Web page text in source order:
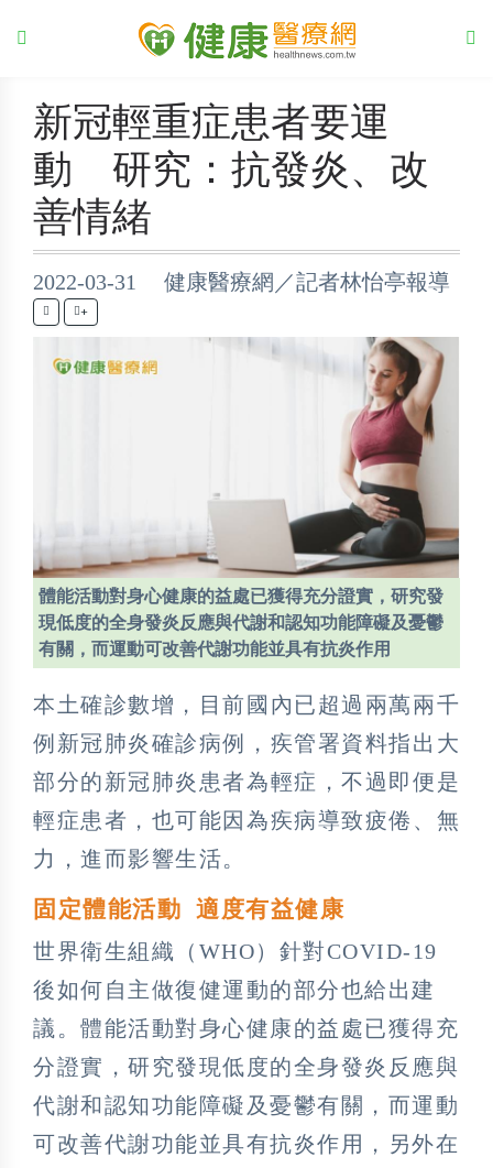
新冠輕重症患者要運
動 研究：抗發炎、改
善情緒
2022-03-31 健康醫療網／記者林怡亭報導
+
體能活動對身心健康的益處已獲得充分證實，研究發
現低度的全身發炎反應與代謝和認知功能障礙及憂鬱
有關，而運動可改善代謝功能並具有抗炎作用
本土確診數增，目前國內已超過兩萬兩千
例新冠肺炎確診病例，疾管署資料指出大
部分的新冠肺炎患者為輕症，不過即便是
輕症患者，也可能因為疾病導致疲倦、無
力，進而影響生活。
固定體能活動 適度有益健康
世界衛生組織（WHO）針對COVID-19
後如何自主做復健運動的部分也給出建
議。體能活動對身心健康的益處已獲得充
分證實，研究發現低度的全身發炎反應與
代謝和認知功能障礙及憂鬱有關，而運動
可改善代謝功能並具有抗炎作用，另外在